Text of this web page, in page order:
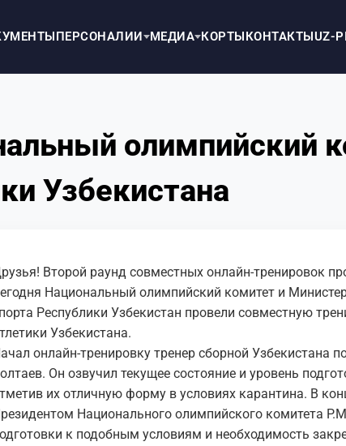
ПЕРСОНАЛИИ МЕДИА КОРТЫКОНТАКТЫUZ-
олимпийский
Узбекистана
Второй раунд совместных онлайн-тренировок
Национальный олимпийский комитет и
Республики Узбекистан провели совместную
Узбекистана.
онлайн-тренировку тренер сборной Узбекистана
Он озвучил текущее состояние и уровень
их отличную форму в условиях карантина. В
Национального олимпийского комитета
к подобным условиям и необходимость